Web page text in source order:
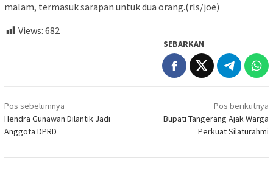
malam, termasuk sarapan untuk dua orang.(rls/joe)
Views: 682
SEBARKAN
Navigasi
pos
Pos sebelumnya
Hendra Gunawan Dilantik Jadi
Anggota DPRD
Pos berikutnya
Bupati Tangerang Ajak Warga
Perkuat Silaturahmi